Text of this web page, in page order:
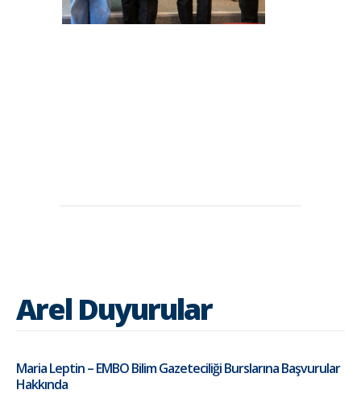
Arel Duyurular
Maria Leptin – EMBO Bilim Gazeteciliği Burslarına Başvurular
Hakkında